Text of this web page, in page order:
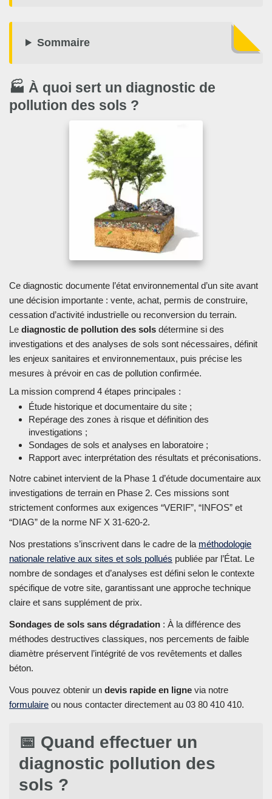
Sommaire
🏭 À quoi sert un diagnostic de
pollution des sols ?
Ce diagnostic documente l’état environnemental d’un site avant
une décision importante : vente, achat, permis de construire,
cessation d’activité industrielle ou reconversion du terrain.
Le diagnostic de pollution des sols détermine si des
investigations et des analyses de sols sont nécessaires, définit
les enjeux sanitaires et environnementaux, puis précise les
mesures à prévoir en cas de pollution confirmée.
La mission comprend 4 étapes principales :
Étude historique et documentaire du site ;
Repérage des zones à risque et définition des
investigations ;
Sondages de sols et analyses en laboratoire ;
Rapport avec interprétation des résultats et préconisations.
Notre cabinet intervient de la Phase 1 d’étude documentaire aux
investigations de terrain en Phase 2. Ces missions sont
strictement conformes aux exigences “VERIF”, “INFOS” et
“DIAG” de la norme NF X 31-620-2.
Nos prestations s’inscrivent dans le cadre de la méthodologie
nationale relative aux sites et sols pollués publiée par l’État. Le
nombre de sondages et d’analyses est défini selon le contexte
spécifique de votre site, garantissant une approche technique
claire et sans supplément de prix.
Sondages de sols sans dégradation : À la différence des
méthodes destructives classiques, nos percements de faible
diamètre préservent l’intégrité de vos revêtements et dalles
béton.
Vous pouvez obtenir un devis rapide en ligne via notre
formulaire ou nous contacter directement au 03 80 410 410.
📅 Quand effectuer un
diagnostic pollution des
sols ?